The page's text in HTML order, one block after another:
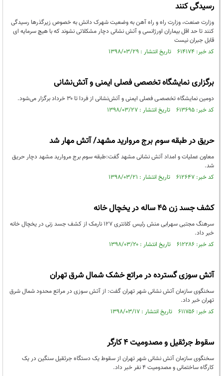
رسیدگی کنند
وزارت صنعت، وزارت راه و راه آهن به وضعیت شهرک دانش به خصوص زیرگذرها رسیدگی
کنند تا حد اقل بیماران اورژانسی و آتش نشانی دچار مشکلاتی نشوند که با هیچ سرمایه ای
قابل جبران نیست
کد خبر: ۶۱۴۱۷۴ تاریخ انتشار : ۱۳۹۸/۰۳/۲۹
برگزاری نمایشگاه تخصصی فصلی ایمنی و آتش‌نشانی
دومین نمایشگاه تخصصـی فصلی ایمنی و آتش‌نشانی از فردا تا ۳۰ خرداد برگزار می‌شود.
کد خبر: ۶۱۳۶۹۵ تاریخ انتشار : ۱۳۹۸/۰۳/۲۷
حریق در طبقه سوم برج مروارید مشهد/ آتش مهار شد
معاون عملیات و امداد آتش نشانی مشهد گفت:طبقه سوم برج مروارید مشهد دچار حریق
شد.
کد خبر: ۶۱۲۶۴۷ تاریخ انتشار : ۱۳۹۸/۰۳/۲۱
کشف جسد زن ۴۵ ساله در یخچال خانه
سرهنگ مجتبی سهرابی منش رئیس کلانتری ۱۲۷ نارمک از کشف جسد زنی در یخچال خانه
خبر داد.
کد خبر: ۶۱۲۲۸۶ تاریخ انتشار : ۱۳۹۸/۰۳/۲۰
آتش سوزی گسترده در مراتع خشک شمال شرق تهران
سخنگوی سازمان آتش نشانی شهر تهران گفت: از آتش سوزی در مراتع محدود شمال شرق
تهران خبر داد.
کد خبر: ۶۱۱۷۵۶ تاریخ انتشار : ۱۳۹۸/۰۳/۱۷
سقوط جرثقیل و مصدومیت ۴ کارگر
سخنگوی سازمان آتش نشانی شهر تهران از سقوط یک دستگاه جرثقیل سنگین در یک
کارگاه ساختمانی و مصدومیت ۴ نفر خبر داد.